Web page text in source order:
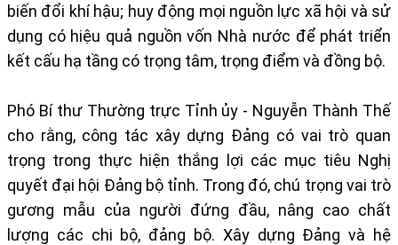
biến đổi khí hậu; huy động mọi nguồn lực xã hội và sử
dụng có hiệu quả nguồn vốn Nhà nước để phát triển
kết cấu hạ tầng có trọng tâm, trọng điểm và đồng bộ.
Phó Bí thư Thường trực Tỉnh ủy - Nguyễn Thành Thế
cho rằng, công tác xây dựng Đảng có vai trò quan
trọng trong thực hiện thắng lợi các mục tiêu Nghị
quyết đại hội Đảng bộ tỉnh. Trong đó, chú trọng vai trò
gương mẫu của người đứng đầu, nâng cao chất
lượng các chi bộ, đảng bộ. Xây dựng Đảng và hệ